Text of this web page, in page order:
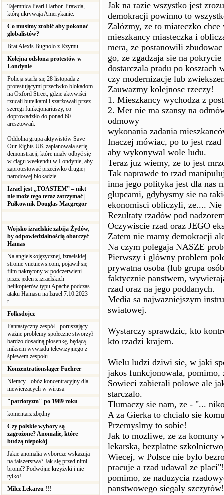
Tajemnica Pearl Harbor. Prawda,
którą ukrywają Amerykanie.
Co musimy zrobić aby pokonać
globalistów?
Brat Alexis Bugnolo z Rzymu.
Kolejna odsłona protestów w
Londynie
Policja starła się 28 listopada z
protestującymi przeciwko blokadom
na Oxford Street, gdzie aktywiści
rzucali butelkami i szarżowali przez
szeregi funkcjonariuszy, co
doprowadziło do ponad 60
aresztowań.
Oddolna grupa aktywistów Save
Our Rights UK zaplanowała serię
demonstracji, które miały odbyć się
w ciągu weekendu w Londynie, aby
zaprotestować przeciwko drugiej
narodowej blokadzie.
Izrael jest „TOASTEM” – nikt
nie może tego teraz zatrzymać |
Pułkownik Douglas Macgregor
Wojsko izraelskie zabija Żydów,
by odpowiedzialnością obarczyć
Hamas
Na angielskojęzycznej, izraelskiej
stronie ynetnews.com, pojawił się
film nakręcony w podczerwieni
przez jeden z izraelskich
helikopterów typu Apache podczas
ataku Hamasu na Izrael 7.10.2023
r.
Folksdojcz
Fantastyczny zespół - poruszający
ważne problemy społeczne stworzył
bardzo dosadną piosenkę, będącą
miksem wywiadu telewizyjnego z
śpiewem zespołu.
Konzentrationslager Fuehrer
Niemcy - obóz koncentracyjny dla
niewierzących w wirusa
"patriotyzm" po 1989 roku
komentarz zbędny
Czy polskie wybory są
zagrożone? Anomalie, które
budzą niepokój
Jakie anomalia wyborcze wskazują
na fałszerstwa? Jak się przed nimi
bronić? Podwójne krzyżyki i nie
tylko!
Milcz Lekarzu !!!
Jak na razie wszystko jest
demokracji powinno to
Zalózmy, ze to miateczko
mieszkancy miasteczka i
mera, ze postanowili
go, ze zgadzaja sie na
dostarczala pradu po kosztach
czy modernizacje lub
Zauwazmy kolejnosc rzeczy!
1. Mieszkancy wychodza z
2. Mer nie ma szansy na
odmowy
wykonania zadania
Inaczej mówiac, po to jest
aby wykonywal wole ludu.
Teraz juz wiemy, ze to jest
Tak naprawde to rzad
inna jego polityka jest dla nas
glupcami, gdybysmy sie na
ekonomisci obliczyli, ze.... Nie
Rezultaty rzadów pod
Oczywiscie rzad oraz JEGO
Zatem nie mamy demokracji
Na czym polegaja NASZE
Pierwszy i glówny problem
prywatna osoba (lub grupa
faktycznie panstwem,
rzad oraz na jego poddanych.
Media sa najwazniejszym
swiatowej.
Wystarczy sprawdzic, kto
kto rzadzi krajem.
Wielu ludzi dziwi sie, w jaki
jakos funkcjonowala, pomimo,
Sowieci zabierali polowe ale
starczalo.
Tlumaczy sie nam, ze - "...
A za Gierka to chcialo sie
Przemyslmy to sobie!
Jak to mozliwe, ze za komuny
lekarska, bezplatne
Wiecej, w Polsce nie bylo
pracuje a rzad udawal ze
pomimo, ze naduzycia
panstwowego siegaly szczytów!